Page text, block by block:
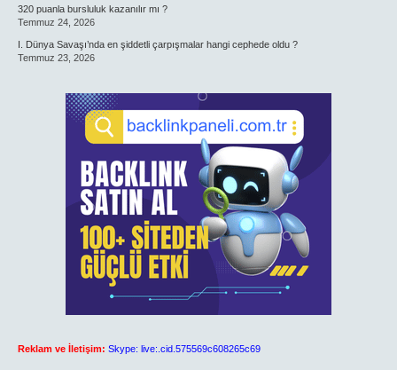
320 puanla bursluluk kazanılır mı ?
Temmuz 24, 2026
I. Dünya Savaşı’nda en şiddetli çarpışmalar hangi cephede oldu ?
Temmuz 23, 2026
Reklam ve İletişim: Skype: live:.cid.575569c608265c69